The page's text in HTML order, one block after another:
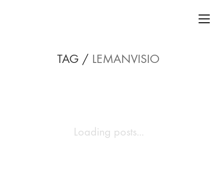
TAG / LEMANVISIO
Loading posts...